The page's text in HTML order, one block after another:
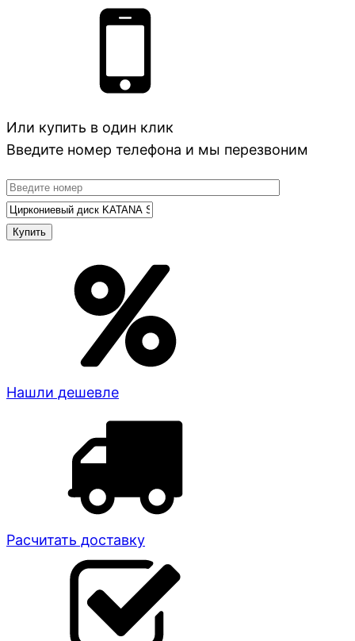
Или купить в один клик
Введите номер телефона и мы перезвоним
Нашли дешевле
Расчитать доставку